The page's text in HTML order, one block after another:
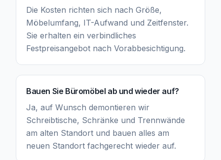
Die Kosten richten sich nach Größe,
Möbelumfang, IT-Aufwand und Zeitfenster.
Sie erhalten ein verbindliches
Festpreisangebot nach Vorabbesichtigung.
Bauen Sie Büromöbel ab und wieder auf?
Ja, auf Wunsch demontieren wir
Schreibtische, Schränke und Trennwände
am alten Standort und bauen alles am
neuen Standort fachgerecht wieder auf.